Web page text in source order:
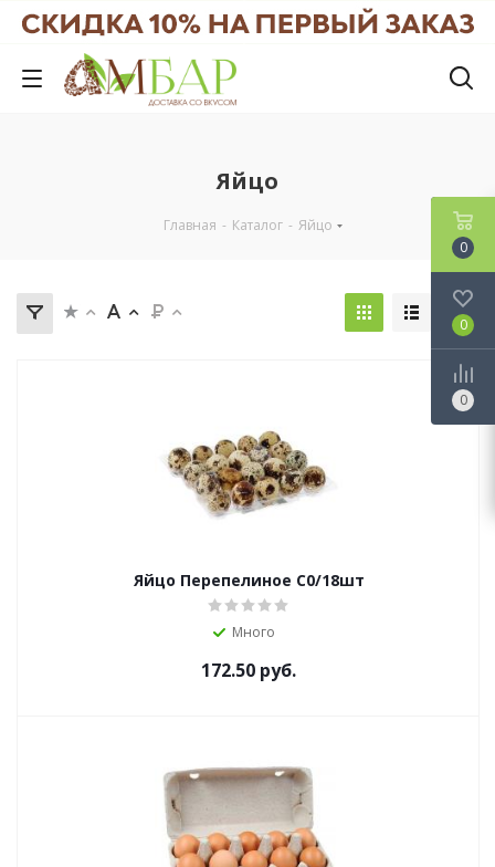
Яйцо
Главная - Каталог - Яйцо
Яйцо Перепелиное С0/18шт
Много
172.50 руб.
0
0
0